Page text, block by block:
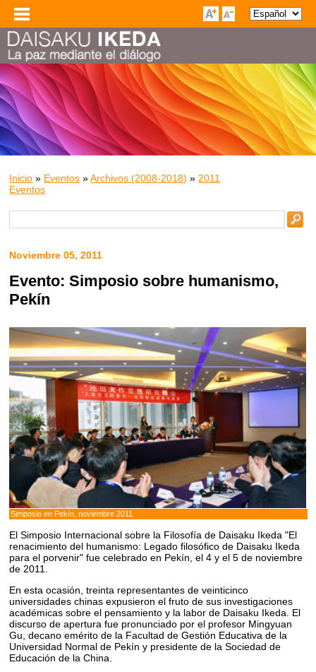
Inicio » Eventos »Archivos (2008-2018) » 2011
Eventos
Noviembre 05, 2011
Evento: Simposio sobre humanismo,
Pekín
Simposio en Pekín, noviembre 2011
El Simposio Internacional sobre la Filosofía de Daisaku Ikeda "El
renacimiento del humanismo: Legado filosófico de Daisaku Ikeda
para el porvenir" fue celebrado en Pekín, el 4 y el 5 de noviembre
de 2011.
En esta ocasión, treinta representantes de veinticinco
universidades chinas expusieron el fruto de sus investigaciones
académicas sobre el pensamiento y la labor de Daisaku Ikeda. El
discurso de apertura fue pronunciado por el profesor Mingyuan
Gu, decano emérito de la Facultad de Gestión Educativa de la
Universidad Normal de Pekín y presidente de la Sociedad de
Educación de la China.